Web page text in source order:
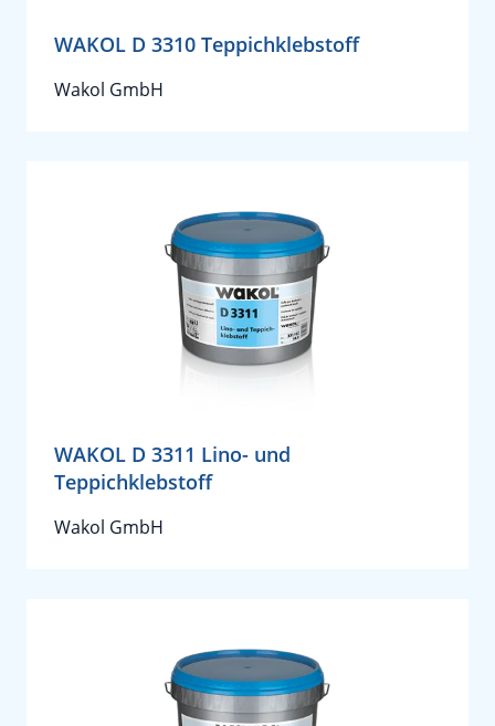
WAKOL D 3310 Teppichklebstoff
Wakol GmbH
WAKOL D 3311 Lino- und
Teppichklebstoff
Wakol GmbH